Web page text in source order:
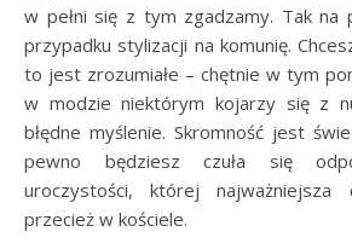
w pełni się z tym zgadzamy. Tak na
przypadku stylizacji na komunię.
to jest zrozumiałe – chętnie w tym
w modzie niektórym kojarzy się z
błędne myślenie. Skromność jest
pewno będziesz czuła się
uroczystości, której
przecież w kościele.